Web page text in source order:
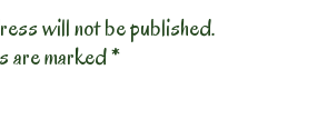
will not be published.
are marked*